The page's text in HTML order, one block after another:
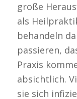
große
als
behandeln
passieren,
Praxis
absichtlich.
sie sich